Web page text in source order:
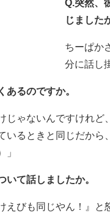
Q.突然、
じました
ちーぱか
分に話し
あるのですか。
じゃないんですけれ
いるときと同じだか
」
て話しましたか。
えびも同じやん！』